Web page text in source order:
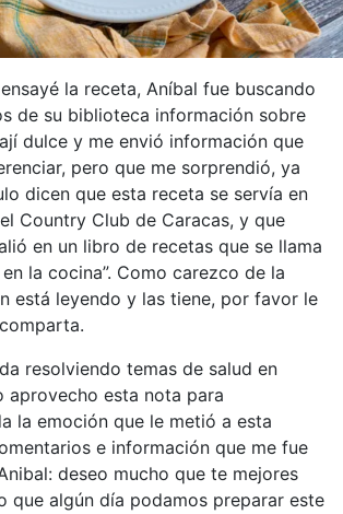
la receta, Aníbal fue buscando
de su biblioteca información sobre
dulce y me envió información que
pero que me sorprendió, ya
dicen que esta receta se servía en
Country Club de Caracas, y que
en un libro de recetas que se llama
la cocina”. Como carezco de la
está leyendo y las tiene, por favor le
resolviendo temas de salud en
aprovecho esta nota para
la emoción que le metió a esta
e información que me fue
deseo mucho que te mejores
que algún día podamos preparar este